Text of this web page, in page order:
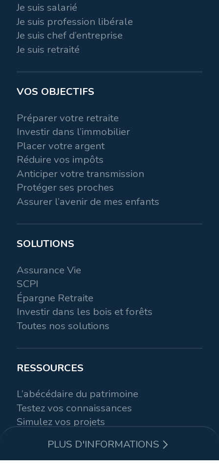
PLUS D'INFORMATIONS
Je suis salarié
Je suis profession libérale
Je suis chef d’entreprise
Je suis retraité
VOS OBJECTIFS
Préparer votre retraite
Investir dans l’immobilier
Placer votre argent
Réduire vos impôts
Anticiper votre transmission
Protéger ses proches
Assurer l’avenir de mes enfants
SOLUTIONS
Assurance Vie
SCPI
Épargne Retraite
Investir dans les bois et forêts
Toutes nos solutions
RESSOURCES
L’abécédaire du patrimoine
Testez vos connaissances
Simulez vos projets